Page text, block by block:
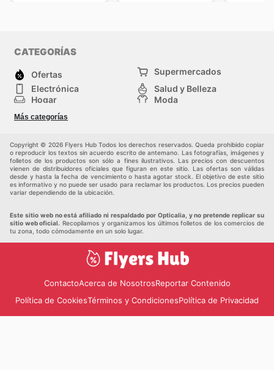
CATEGORÍAS
Ofertas
Supermercados
Electrónica
Salud y Belleza
Hogar
Moda
Herramientas y jardinería
Infancia
Más categorías
Copyright © 2026 Flyers Hub Todos los derechos reservados. Queda prohibido copiar
o reproducir los textos sin acuerdo escrito de antemano. Las fotografías, imágenes y
folletos de los productos son sólo a fines ilustrativos. Las precios con descuentos
vienen de distribuidores oficiales que figuran en este sitio. Las ofertas son válidas
desde y hasta la fecha de vencimiento o hasta agotar stock. El objetivo de este sitio
es informativo y no puede ser usado para reclamar los productos. Los precios pueden
variar dependiendo de la ubicación.
Este sitio web no está afiliado ni respaldado por Opticalia, y no pretende replicar su
sitio web oficial. Recopilamos y organizamos los últimos folletos de los comercios de
tu zona, todo cómodamente en un solo lugar.
ContactoAcerca de NosotrosReportar Contenido
Política de CookiesTérminos y CondicionesPolítica de Privacidad